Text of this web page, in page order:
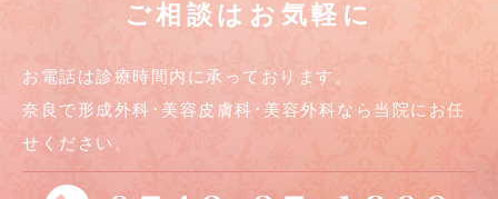
ご相談はお気軽に
お電話は診療時間内に承っております。
奈良で形成外科･美容皮膚科･美容外科なら当院にお任
せください。